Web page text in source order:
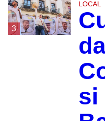
3
LOCAL
si